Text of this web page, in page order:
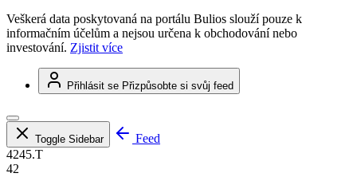
Veškerá data poskytovaná na portálu Bulios slouží pouze k
informačním účelům a nejsou určena k obchodování nebo
investování. Zjistit více
Přihlásit se Přizpůsobte si svůj feed
Toggle Sidebar
Feed
4245.T
42